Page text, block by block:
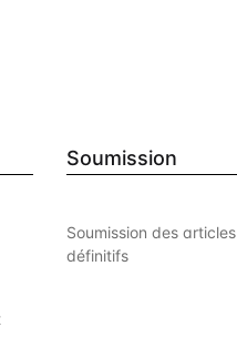
Soumission
Soumission des articles
définitifs